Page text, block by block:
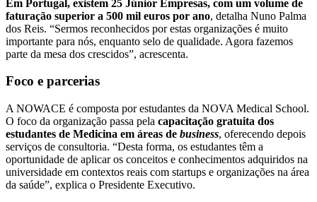
Em Portugal, existem 25 Júnior Empresas, com um volume de
faturação superior a 500 mil euros por ano, detalha Nuno Palma
dos Reis. “Sermos reconhecidos por estas organizações é muito
importante para nós, enquanto selo de qualidade. Agora fazemos
parte da mesa dos crescidos”, acrescenta.
Foco e parcerias
A NOWACE é composta por estudantes da NOVA Medical School.
O foco da organização passa pela capacitação gratuita dos
estudantes de Medicina em áreas de business, oferecendo depois
serviços de consultoria. “Desta forma, os estudantes têm a
oportunidade de aplicar os conceitos e conhecimentos adquiridos na
universidade em contextos reais com startups e organizações na área
da saúde”, explica o Presidente Executivo.